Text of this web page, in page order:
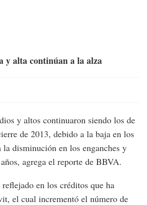
y alta continúan a la alza
y altos continuaron siendo los de
de 2013, debido a la baja en los
la disminución en los enganches y
agrega el reporte de BBVA.
en los créditos que ha
el cual incrementó el número de